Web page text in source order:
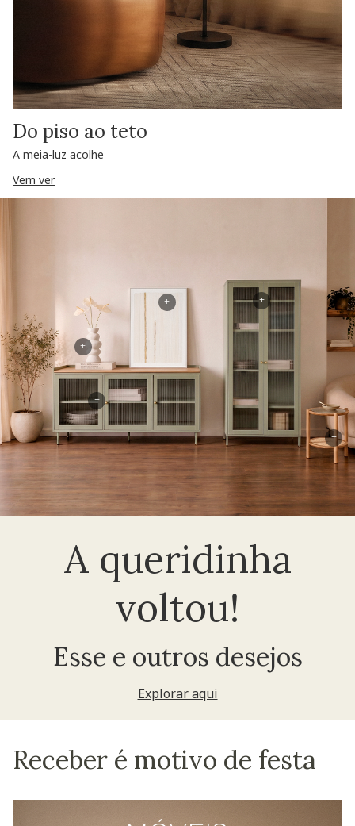
Do piso ao teto
A meia-luz acolhe
Vem ver
A queridinha
voltou!
Esse e outros desejos
Explorar aqui
+
+
+
+
+
Receber é motivo de festa